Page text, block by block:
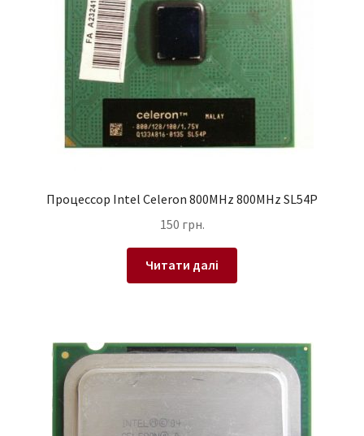
Процессор Intel Celeron 800MHz 800MHz SL54P
150 грн.
Читати далі